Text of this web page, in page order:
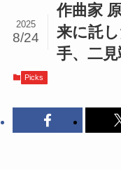
作曲家
来に託
手、二
2025
8/24
Picks